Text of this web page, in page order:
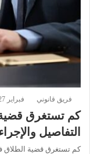
فريق قانوني فبراير 27, 2026
كم تستغرق
التفاصيل
كم تستغرق قضية الطلاق